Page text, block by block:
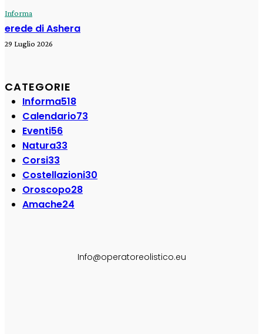
Informa
erede di Ashera
29 Luglio 2026
CATEGORIE
Informa518
Calendario73
Eventi56
Natura33
Corsi33
Costellazioni30
Oroscopo28
Amache24
Info@operatoreolistico.eu